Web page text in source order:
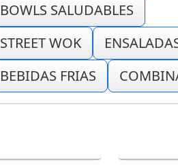
BOWLS SALUDABLES
STREET WOK
BEBIDAS FRIAS